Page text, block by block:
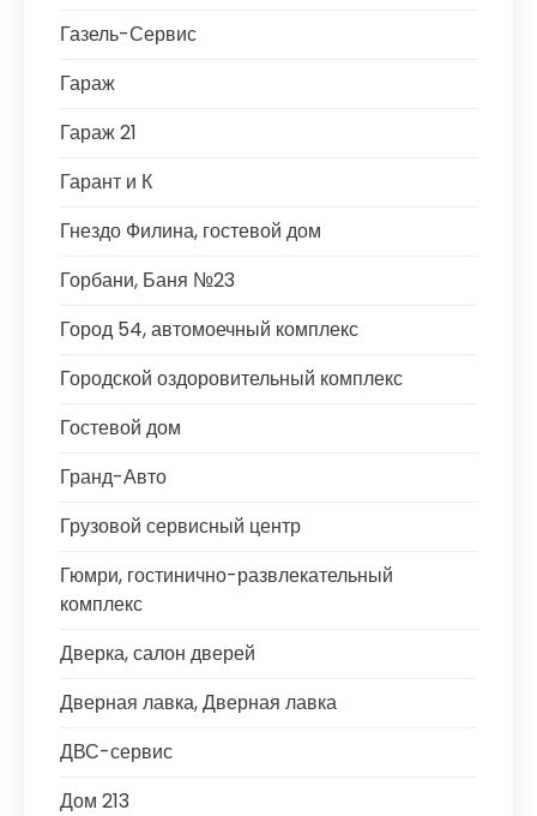
Газель-Сервис
Гараж
Гараж 21
Гарант и К
Гнездо Филина, гостевой дом
Горбани, Баня №23
Город 54, автомоечный комплекс
Городской оздоровительный комплекс
Гостевой дом
Гранд-Авто
Грузовой сервисный центр
Гюмри, гостинично-развлекательный
комплекс
Дверка, салон дверей
Дверная лавка, Дверная лавка
ДВС-сервис
Дом 213